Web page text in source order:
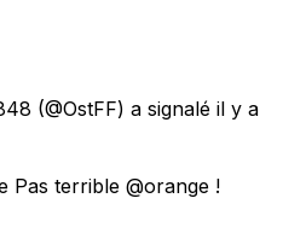
(@OstFF) a signalé il y a
Pas terrible @orange !